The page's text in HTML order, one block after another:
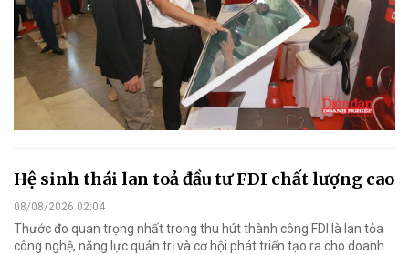
Hệ sinh thái lan toả đầu tư FDI chất lượng cao
08/08/2026 02:04
Thước đo quan trọng nhất trong thu hút thành công FDI là lan tỏa
công nghệ, năng lực quản trị và cơ hội phát triển tạo ra cho doanh